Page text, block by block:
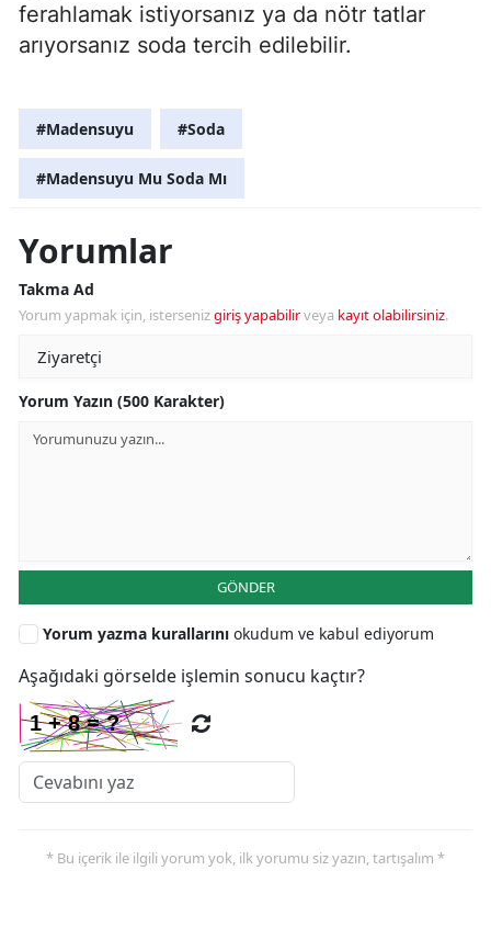
ferahlamak istiyorsanız ya da nötr tatlar
arıyorsanız soda tercih edilebilir.
#Madensuyu #Soda
#Madensuyu Mu Soda Mı
Yorumlar
Takma Ad
Yorum yapmak için, istersenizgiriş yapabilirveya kayıt olabilirsiniz.
Yorum Yazın (500 Karakter)
GÖNDER
Yorum yazma kurallarını okudum ve kabul ediyorum
Aşağıdaki görselde işlemin sonucu kaçtır?
* Bu içerik ile ilgili yorum yok, ilk yorumu siz yazın, tartışalım *